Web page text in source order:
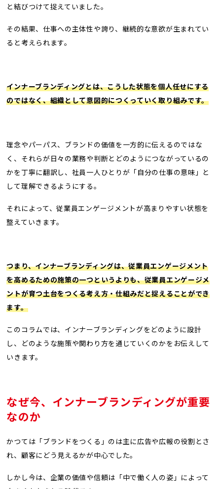
と結びつけて捉えていました。
その結果、仕事への主体性や誇り、継続的な意欲が生まれてい
ると考えられます。
インナーブランディングとは、こうした状態を個人任せにする
のではなく、組織として意図的につくっていく取り組みです。
理念やパーパス、ブランドの価値を一方的に伝えるのではな
く、それらが日々の業務や判断とどのようにつながっているの
かを丁寧に翻訳し、社員一人ひとりが「自分の仕事の意味」と
して理解できるようにする。
それによって、従業員エンゲージメントが高まりやすい状態を
整えていきます。
つまり、インナーブランディングは、従業員エンゲージメント
を高めるための施策の一つというよりも、従業員エンゲージメ
ントが育つ土台をつくる考え方・仕組みだと捉えることができ
ます。
このコラムでは、インナーブランディングをどのように設計
し、どのような施策や関わり方を通じていくのかをお伝えして
いきます。
なぜ今、インナーブランディングが重要
なのか
かつては「ブランドをつくる」のは主に広告や広報の役割とさ
れ、顧客にどう見えるかが中心でした。
しかし今は、企業の価値や信頼は「中で働く人の姿」によって